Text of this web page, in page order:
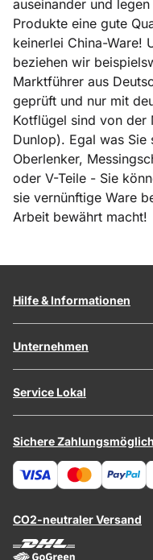
auseinander und
Produkte eine gute
keinerlei China-Ware!
beziehen wir
Marktführer aus
geprüft und nur mit
Kotflügel sind von der
Dunlop). Egal was
Oberlenker,
oder V-Teile - Sie
sie vernünftige Ware
Arbeit bewährt macht!
Hilfe & Informationen
Unternehmen
Service Lokal
Sichere
CO2-neutraler Versand